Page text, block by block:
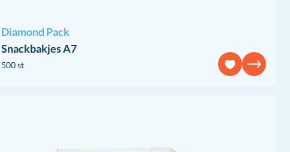
Diamond Pack
Snackbakjes A7
500 st